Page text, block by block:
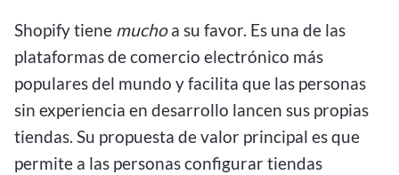
Shopify tiene muchoa su favor. Es una de las
plataformas de comercio electrónico más
populares del mundo y facilita que las personas
sin experiencia en desarrollo lancen sus propias
tiendas. Su propuesta de valor principal es que
permite a las personas configurar tiendas